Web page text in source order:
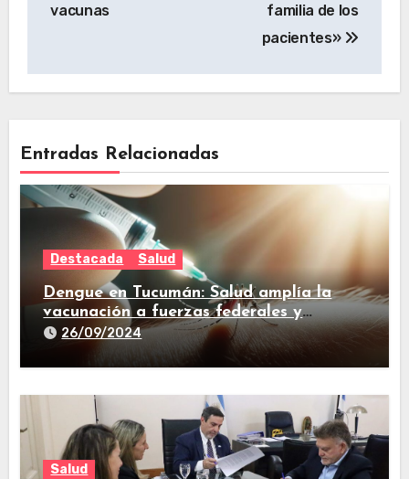
vacunas
familia de los
pacientes»
Entradas Relacionadas
Destacada Salud
Dengue en Tucumán: Salud amplía la
vacunación a fuerzas federales y
trabajadores de prensa
26/09/2024
Salud